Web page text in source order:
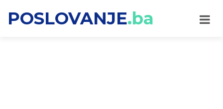
POSLOVANJE.ba